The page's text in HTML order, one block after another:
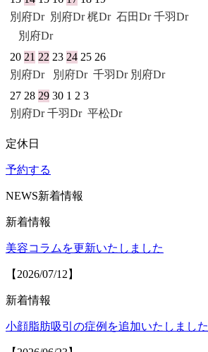
別府Dr 別府Dr 梶Dr 石田Dr 千羽Dr
別府Dr
20 21 22 23 24 25 26
別府Dr
別府Dr 千羽Dr 別府Dr
27 28 29 30 1 2 3
別府Dr 千羽Dr 平松Dr
定休日
予約する
NEWS新着情報
新着情報
美容コラムを更新いたしました
【2026/07/12】
新着情報
小顔脂肪吸引の症例を追加いたしました